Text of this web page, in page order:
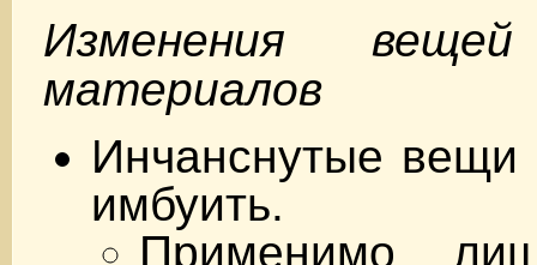
Изменения
материалов
Инчанснутые вещи
имбуить.
Применимо